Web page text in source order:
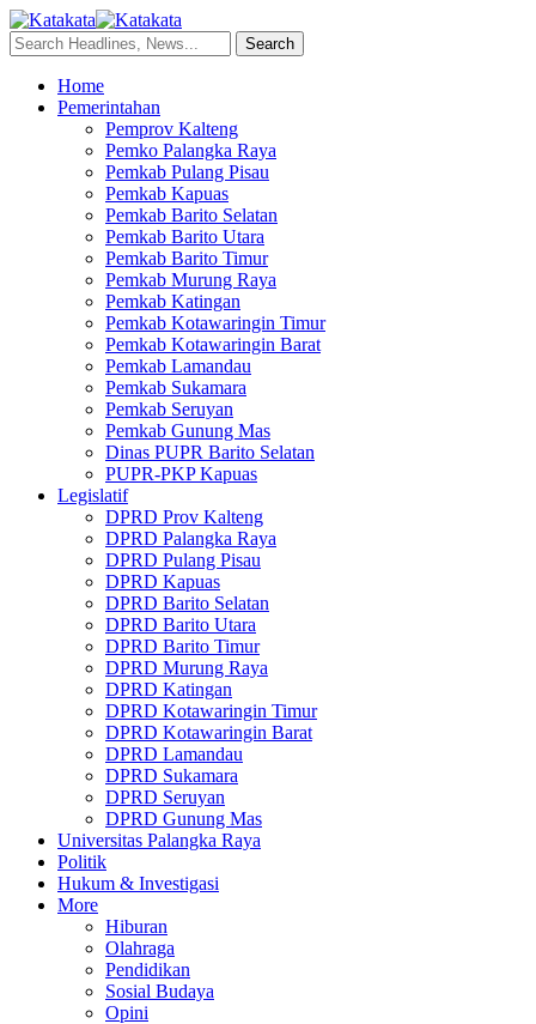
Home
Pemerintahan
Pemprov Kalteng
Pemko Palangka Raya
Pemkab Pulang Pisau
Pemkab Kapuas
Pemkab Barito Selatan
Pemkab Barito Utara
Pemkab Barito Timur
Pemkab Murung Raya
Pemkab Katingan
Pemkab Kotawaringin Timur
Pemkab Kotawaringin Barat
Pemkab Lamandau
Pemkab Sukamara
Pemkab Seruyan
Pemkab Gunung Mas
Dinas PUPR Barito Selatan
PUPR-PKP Kapuas
Legislatif
DPRD Prov Kalteng
DPRD Palangka Raya
DPRD Pulang Pisau
DPRD Kapuas
DPRD Barito Selatan
DPRD Barito Utara
DPRD Barito Timur
DPRD Murung Raya
DPRD Katingan
DPRD Kotawaringin Timur
DPRD Kotawaringin Barat
DPRD Lamandau
DPRD Sukamara
DPRD Seruyan
DPRD Gunung Mas
Universitas Palangka Raya
Politik
Hukum & Investigasi
More
Hiburan
Olahraga
Pendidikan
Sosial Budaya
Opini